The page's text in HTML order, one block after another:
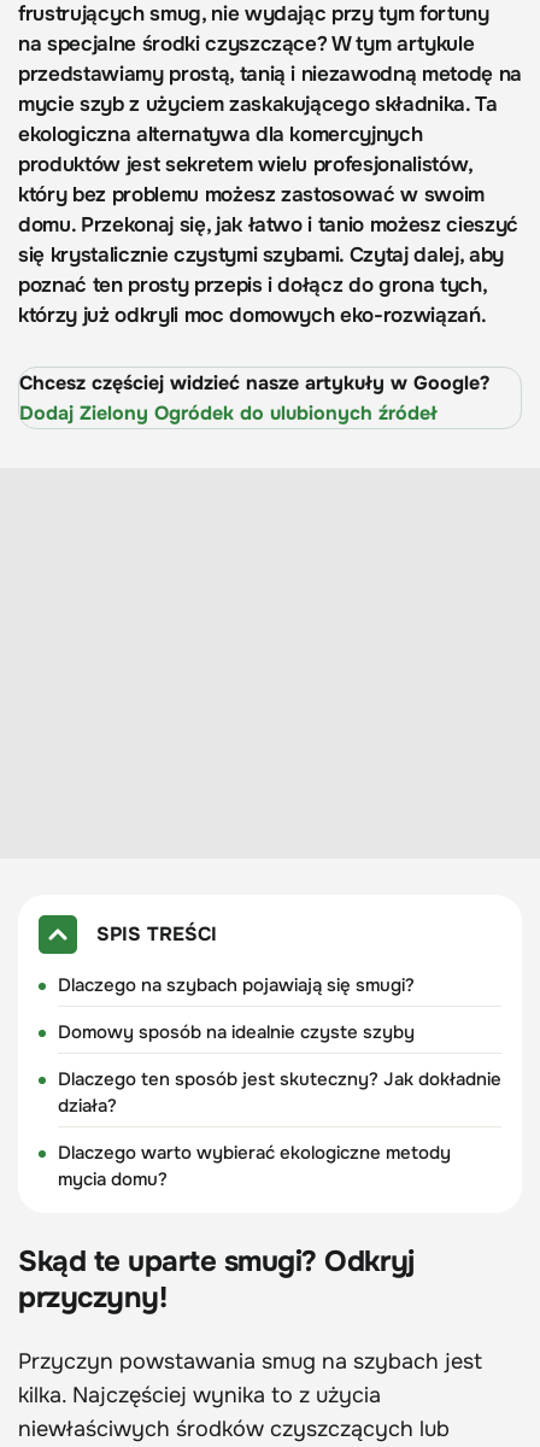
frustrujących smug, nie wydając przy tym fortuny
na specjalne środki czyszczące? W tym artykule
przedstawiamy prostą, tanią i niezawodną metodę na
mycie szyb z użyciem zaskakującego składnika. Ta
ekologiczna alternatywa dla komercyjnych
produktów jest sekretem wielu profesjonalistów,
który bez problemu możesz zastosować w swoim
domu. Przekonaj się, jak łatwo i tanio możesz cieszyć
się krystalicznie czystymi szybami. Czytaj dalej, aby
poznać ten prosty przepis i dołącz do grona tych,
którzy już odkryli moc domowych eko-rozwiązań.
Chcesz częściej widzieć nasze artykuły w Google?
Dodaj Zielony Ogródek do ulubionych źródeł
SPIS TREŚCI
Dlaczego na szybach pojawiają się smugi?
Domowy sposób na idealnie czyste szyby
Dlaczego ten sposób jest skuteczny? Jak dokładnie
działa?
Dlaczego warto wybierać ekologiczne metody
mycia domu?
Skąd te uparte smugi? Odkryj
przyczyny!
Przyczyn powstawania smug na szybach jest
kilka. Najczęściej wynika to z użycia
niewłaściwych środków czyszczących lub